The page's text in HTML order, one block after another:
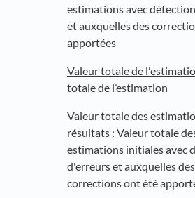
estimations avec
et auxquelles des
apportées
Valeur totale de
totale de l’estimation
Valeur totale des
résultats : Valeur totale
estimations initiales avec
d'erreurs et auxquelles des
corrections ont été